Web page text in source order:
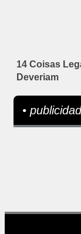
14 Coisas
Deveriam
•